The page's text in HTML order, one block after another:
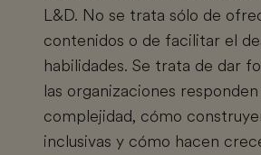
L&D. No se trata sólo de
contenidos o de facilitar el
habilidades. Se trata de dar
las organizaciones responden
complejidad, cómo
inclusivas y cómo hacen